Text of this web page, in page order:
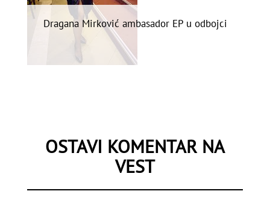
Dragana Mirković ambasador EP u odbojci
OSTAVI KOMENTAR NA
VEST